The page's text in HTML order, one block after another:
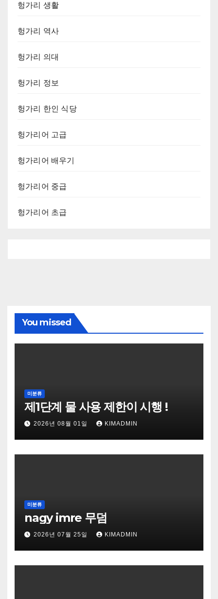
헝가리 생활
헝가리 역사
헝가리 의대
헝가리 정보
헝가리 한인 식당
헝가리어 고급
헝가리어 배우기
헝가리어 중급
헝가리어 초급
You missed
미분류
제1단계 물 사용 제한이 시행 !
2026년 08월 01일 KIMADMIN
미분류
nagy imre 무덤
2026년 07월 25일 KIMADMIN